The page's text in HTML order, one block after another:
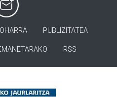
PUBLIZITATEA
RSS